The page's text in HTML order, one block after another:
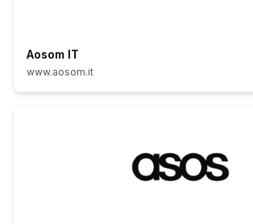
Aosom IT
www.aosom.it